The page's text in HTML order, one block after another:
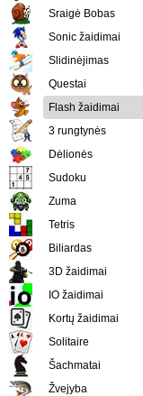
Sraigė Bobas
Sonic žaidimai
Slidinėjimas
Questai
Flash žaidimai
3 rungtynės
Dėlionės
Sudoku
Zuma
Tetris
Biliardas
3D žaidimai
IO žaidimai
Kortų žaidimai
Solitaire
Šachmatai
Žvejyba